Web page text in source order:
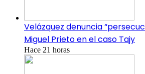
Velázquez denuncia
Miguel Prieto en el caso Tajy
Hace 21 horas